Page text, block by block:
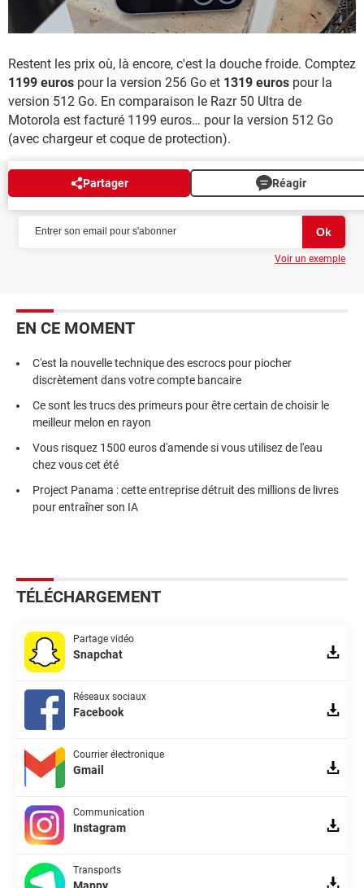
Restent les prix où, là encore, c'est la douche froide. Comptez
1199 euros pour la version 256 Go et 1319 euros pour la
version 512 Go. En comparaison le Razr 50 Ultra de
Motorola est facturé 1199 euros… pour la version 512 Go
(avec chargeur et coque de protection).
Partager Réagir
NEWSLETTER
Voir un exemple
EN CE MOMENT
C'est la nouvelle technique des escrocs pour piocher
discrètement dans votre compte bancaire
Ce sont les trucs des primeurs pour être certain de choisir le
meilleur melon en rayon
Vous risquez 1500 euros d'amende si vous utilisez de l'eau
chez vous cet été
Project Panama : cette entreprise détruit des millions de livres
pour entraîner son IA
TÉLÉCHARGEMENT
Partage vidéo
Snapchat
Réseaux sociaux
Facebook
Courrier électronique
Gmail
Communication
Instagram
Transports
Mappy